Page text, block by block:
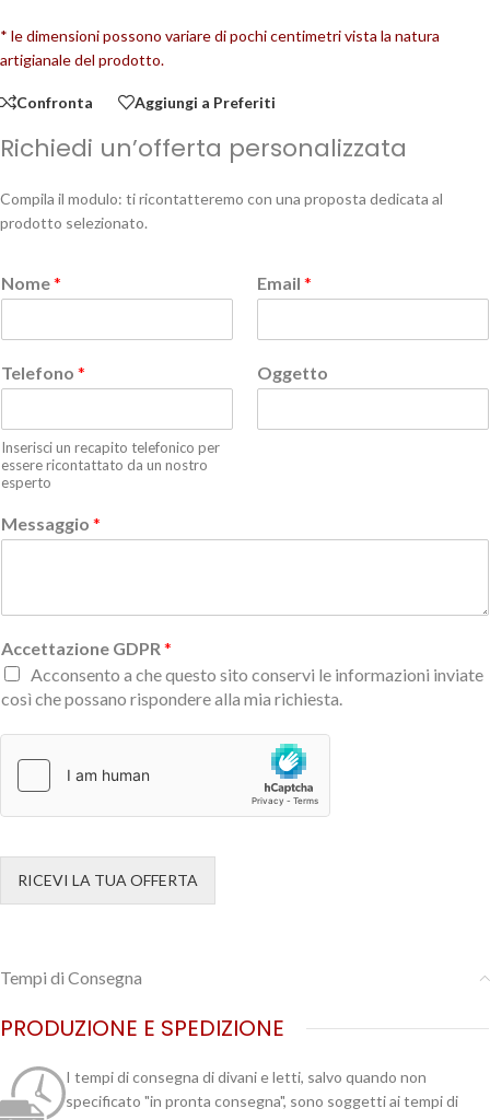
* le dimensioni possono variare di pochi centimetri vista la natura
artigianale del prodotto.
Confronta Aggiungi a Preferiti
Richiedi un’offerta personalizzata
Compila il modulo: ti ricontatteremo con una proposta dedicata al
prodotto selezionato.
Nome* Email *
Telefono *
Inserisci un recapito telefonico per
essere ricontattato da un nostro
esperto
Oggetto
Messaggio *
Accettazione GDPR *
Acconsento a che questo sito conservi le informazioni inviate
così che possano rispondere alla mia richiesta.
RICEVI LA TUA OFFERTA
Tempi di Consegna
PRODUZIONE E SPEDIZIONE
I tempi di consegna di divani e letti, salvo quando non
specificato "in pronta consegna", sono soggetti ai tempi di